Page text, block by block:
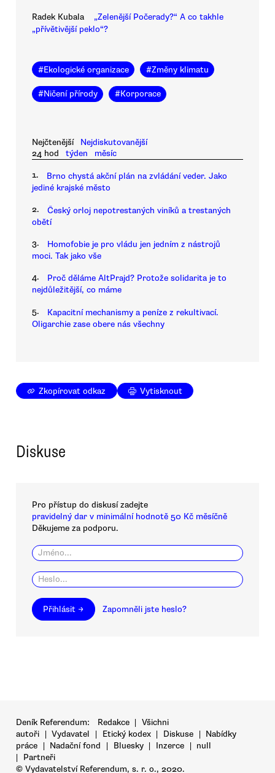
Radek Kubala
„Zelenější Počerady?“ A co takhle
„přívětivější peklo“?
#Ekologické organizace #Změny klimatu
#Ničení přírody #Korporace
Nejčtenější
Nejdiskutovanější
24 hod
týden měsíc
1.
Brno chystá akční plán na zvládání veder. Jako
jediné krajské město
2.
Český orloj nepotrestaných viníků a trestaných
obětí
3.
Homofobie je pro vládu jen jedním z nástrojů
moci. Tak jako vše
4.
Proč děláme AltPrajd? Protože solidarita je to
nejdůležitější, co máme
5.
Kapacitní mechanismy a peníze z rekultivací.
Oligarchie zase obere nás všechny
Zkopírovat odkaz Vytisknout
Diskuse
Pro přístup do diskusí zadejte
pravidelný dar v minimální hodnotě 50 Kč měsíčně
Děkujeme za podporu.
Přihlásit → Zapomněli jste heslo?
Deník Referendum: Redakce | Všichni
autoři | Vydavatel | Etický kodex | Diskuse | Nabídky
práce | Nadační fond | Bluesky | Inzerce | null
|
Partneři
© Vydavatelství Referendum, s. r. o., 2020.